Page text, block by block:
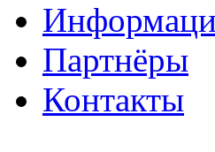
Партнёры
Контакты